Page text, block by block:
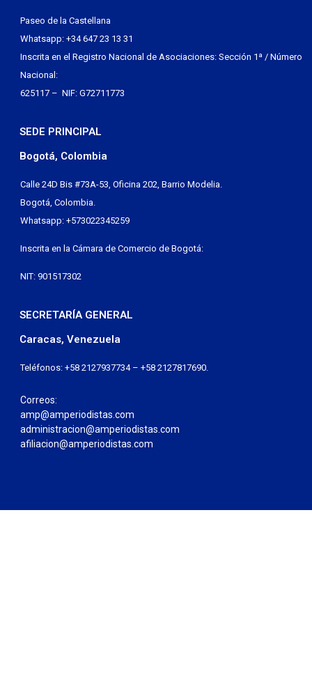
Paseo de la Castellana
Whatsapp: +34 647 23 13 31
Inscrita en el Registro Nacional de Asociaciones: Sección 1ª / Número
Nacional:
625117 – NIF: G72711773
SEDE PRINCIPAL
Bogotá, Colombia
Calle 24D Bis #73A-53, Oficina 202, Barrio Modelia.
Bogotá, Colombia.
Whatsapp: +573022345259
Inscrita en la Cámara de Comercio de Bogotá:
NIT: 901517302
SECRETARÍA GENERAL
Caracas, Venezuela
Teléfonos: +58 2127937734 – +58 2127817690.
Correos:
amp@amperiodistas.com
administracion@amperiodistas.com
afiliacion@amperiodistas.com